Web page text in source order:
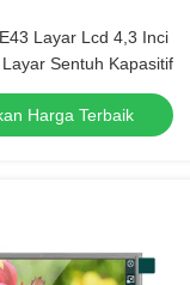
Layar Lcd 4,3 Inci
Sentuh Kapasitif
Harga Terbaik